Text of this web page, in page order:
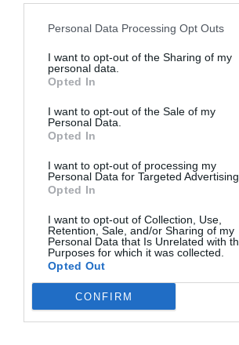
Personal Data Processing Opt Outs
I want to opt-out of the Sharing of my
personal data.
Opted In
I want to opt-out of the Sale of my
Personal Data.
Opted In
I want to opt-out of processing my
Personal Data for Targeted Advertising.
Opted In
I want to opt-out of Collection, Use,
Retention, Sale, and/or Sharing of my
Personal Data that Is Unrelated with
Purposes for which it was collected.
Opted Out
CONFIRM